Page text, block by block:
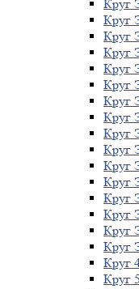
Круг
Круг
Круг
Круг
Круг
Круг
Круг
Круг
Круг
Круг
Круг
Круг
Круг
Круг
Круг
Круг
Круг
Круг